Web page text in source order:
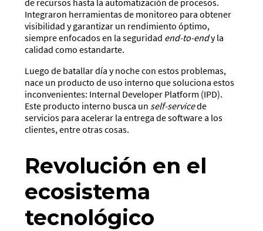
de recursos hasta la automatización de procesos.
Integraron herramientas de monitoreo para obtener
visibilidad y garantizar un rendimiento óptimo,
siempre enfocados en la seguridad end-to-endy la
calidad como estandarte.
Luego de batallar día y noche con estos problemas,
nace un producto de uso interno que soluciona estos
inconvenientes: Internal Developer Platform (IPD).
Este producto interno busca un self-servicede
servicios para acelerar la entrega de software a los
clientes, entre otras cosas.
Revolución en el
ecosistema
tecnológico